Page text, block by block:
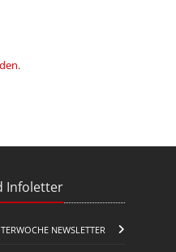
.
Infoletter
NEWSLETTER